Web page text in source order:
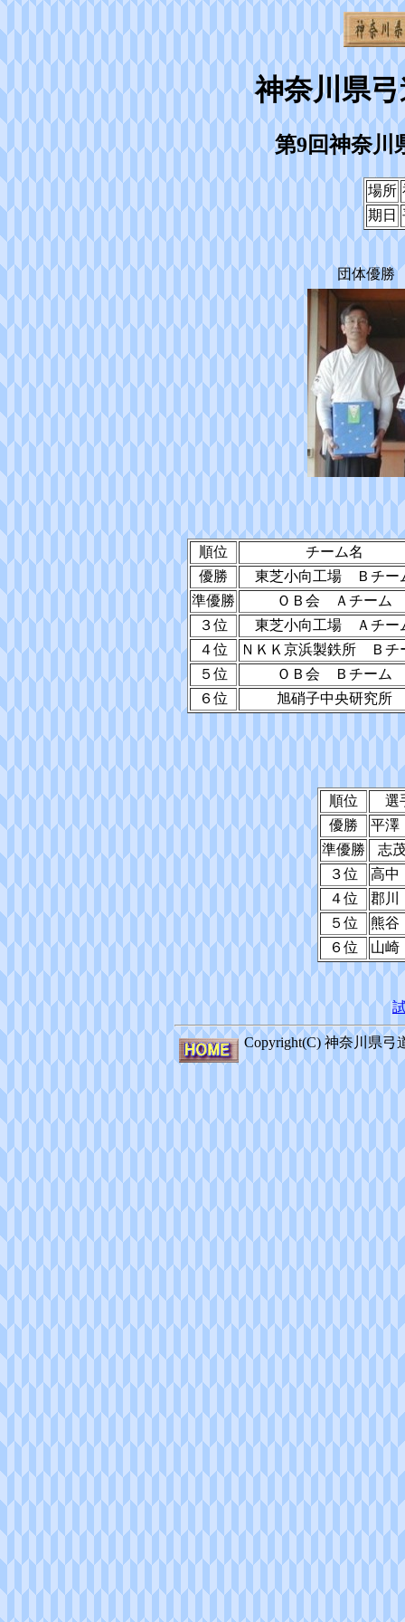
神奈川県
第9回神奈川
場所
期日
団体優勝
順位
チーム名
優勝
東芝小向工場 Ｂチー
準優勝
ＯＢ会 Ａチーム
３位
東芝小向工場 Ａチー
４位
ＮＫＫ京浜製鉄所 Ｂチ
５位
ＯＢ会 Ｂチーム
６位
旭硝子中央研究所
順位
選
優勝
平
準優勝
志
３位
高
４位
郡
５位
熊
６位
山
Copyright(C) 神奈